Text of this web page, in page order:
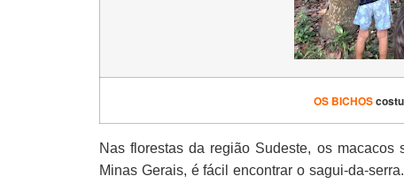
OS BICHOS
Nas florestas da região Sudeste, os
Minas Gerais, é fácil encontrar o sagui-da-